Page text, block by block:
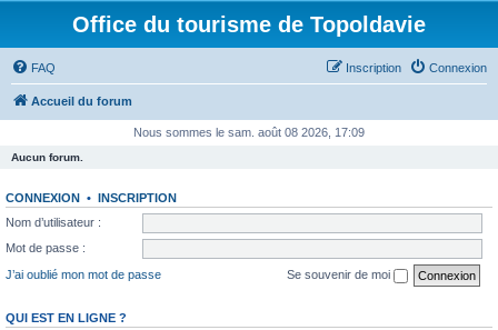
Office du tourisme de Topoldavie
FAQ Connexion
Inscription
Accueil du forum
Nous sommes le sam. août 08 2026, 17:09
Aucun forum.
CONNEXION • INSCRIPTION
Nom d’utilisateur :
Mot de passe :
J’ai oublié mon mot de passe
Se souvenir de moi
QUI EST EN LIGNE ?